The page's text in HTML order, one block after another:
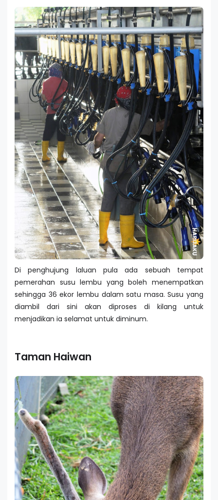
Di penghujung laluan pula ada sebuah tempat
pemerahan susu lembu yang boleh menempatkan
sehingga 36 ekor lembu dalam satu masa. Susu yang
diambil dari sini akan diproses di kilang untuk
menjadikan ia selamat untuk diminum.
Taman Haiwan